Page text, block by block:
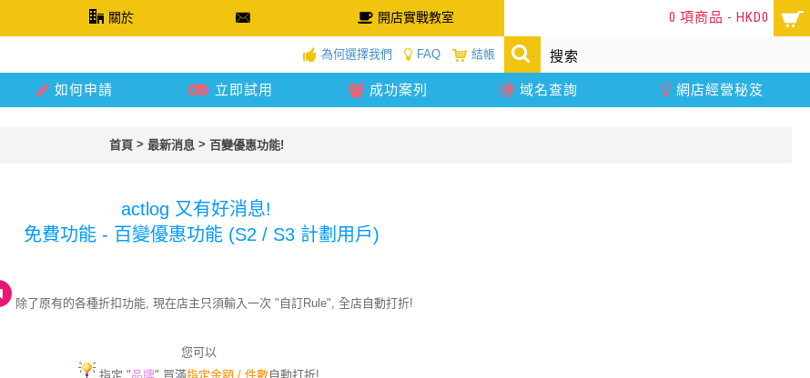
關於 開店實戰教室 0 項商品 - HKD0
為何選擇我們 FAQ 結帳
如何申請 立即試用 成功案列 域名查詢 網店經營秘笈
首頁> 最新消息 > 百變優惠功能!
actlog 又有好消息!
免費功能 - 百變優惠功能 (S2 / S3 計劃用戶)
除了原有的各種折扣功能, 現在店主只須輸入一次 "自訂Rule", 全店自動打折!
您可以
指定 "品牌" 買滿指定金額 / 件數自動打折!